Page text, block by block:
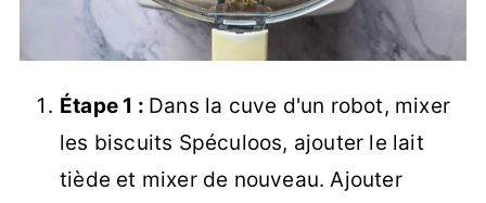
Étape 1 : Dans la cuve d'un robot, mixer
les biscuits Spéculoos, ajouter le lait
tiède et mixer de nouveau. Ajouter